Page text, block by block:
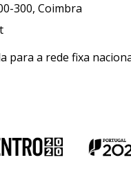
300, Coimbra
para a rede fixa